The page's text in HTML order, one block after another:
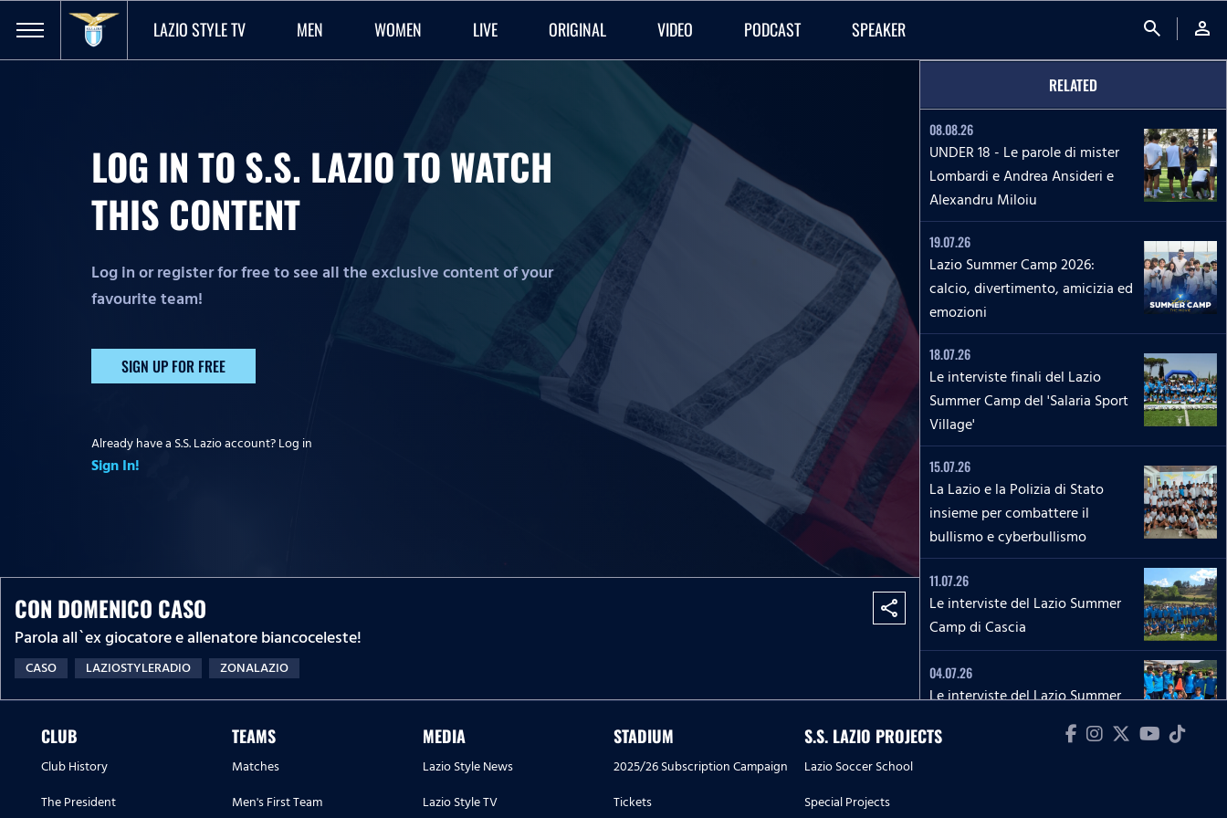
LAZIO STYLE TV MEN WOMEN LIVE ORIGINAL VIDEO PODCAST SPEAKER search person
LOG IN TO S.S. LAZIO TO WATCH
THIS CONTENT
Log in or register for free to see all the exclusive content of your
favourite team!
SIGN UP FOR FREE
Already have a S.S. Lazio account? Log in
Sign In!
CON DOMENICO CASO
Parola all`ex giocatore e allenatore biancoceleste!
CASO LAZIOSTYLERADIO ZONALAZIO
share
RELATED
08.08.26
UNDER 18 - Le parole di mister
Lombardi e Andrea Ansideri e
Alexandru Miloiu
19.07.26
Lazio Summer Camp 2026:
calcio, divertimento, amicizia ed
emozioni
18.07.26
Le interviste finali del Lazio
Summer Camp del 'Salaria Sport
Village'
15.07.26
La Lazio e la Polizia di Stato
insieme per combattere il
bullismo e cyberbullismo
11.07.26
Le interviste del Lazio Summer
Camp di Cascia
04.07.26
Le interviste del Lazio Summer
CLUB
Club History
The President
TEAMS
Matches
Men's First Team
MEDIA
Lazio Style News
Lazio Style TV
STADIUM
2025/26 Subscription Campaign
Tickets
S.S. LAZIO PROJECTS
Lazio Soccer School
Special Projects